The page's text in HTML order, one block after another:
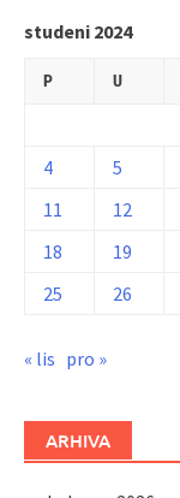
studeni 2024
P U
4
5
11
12
18
19
25
26
« lis pro »
ARHIVA